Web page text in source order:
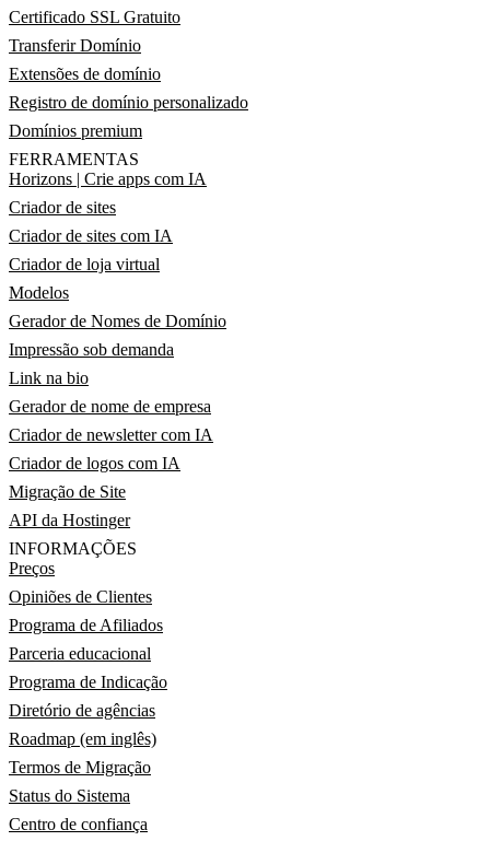
Certificado SSL Gratuito
Transferir Domínio
Extensões de domínio
Registro de domínio personalizado
Domínios premium
FERRAMENTAS
Horizons | Crie apps com IA
Criador de sites
Criador de sites com IA
Criador de loja virtual
Modelos
Gerador de Nomes de Domínio
Impressão sob demanda
Link na bio
Gerador de nome de empresa
Criador de newsletter com IA
Criador de logos com IA
Migração de Site
API da Hostinger
INFORMAÇÕES
Preços
Opiniões de Clientes
Programa de Afiliados
Parceria educacional
Programa de Indicação
Diretório de agências
Roadmap (em inglês)
Termos de Migração
Status do Sistema
Centro de confiança